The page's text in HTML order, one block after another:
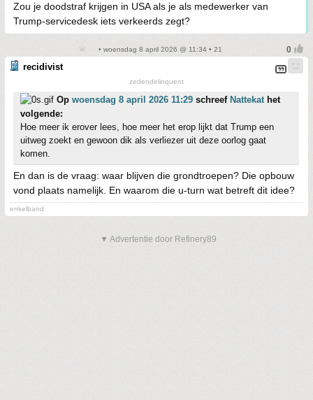
Zou je doodstraf krijgen in USA als je als medewerker van
Trump-servicedesk iets verkeerds zegt?
• woensdag 8 april 2026 @ 11:34 • 21
recidivist
zedendelinquent
Op woensdag 8 april 2026 11:29 schreef Nattekathet
volgende:
Hoe meer ik erover lees, hoe meer het erop lijkt dat Trump een
uitweg zoekt en gewoon dik als verliezer uit deze oorlog gaat
komen.
En dan is de vraag: waar blijven die grondtroepen? Die opbouw
vond plaats namelijk. En waarom die u-turn wat betreft dit idee?
enkelband
▼ Advertentie door Refinery89